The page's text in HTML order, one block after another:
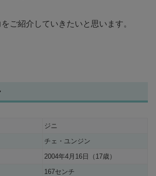
ご紹介していきたいと思います。
ジニ
チェ・ユンジン
2004年4月16日（17歳）
167センチ